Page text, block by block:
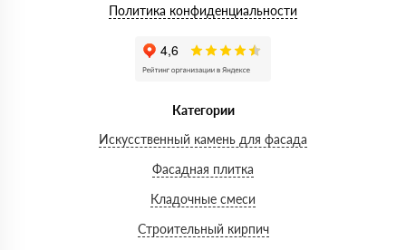
Политика конфиденциальности
Категории
Искусственный камень для фасада
Фасадная плитка
Кладочные смеси
Строительный кирпич